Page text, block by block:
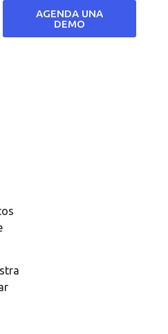
AGENDA UNA
DEMO